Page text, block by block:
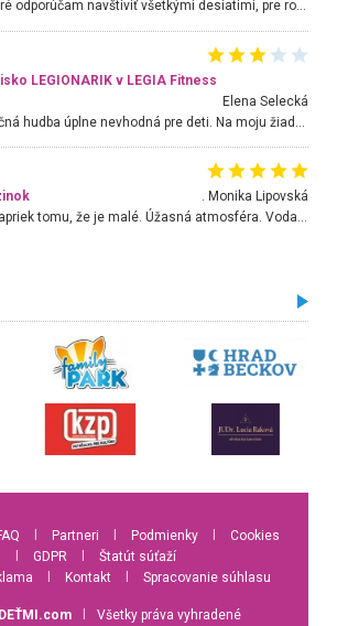
Nádherné miesto ktoré odporúčam navštíviť všetkými desiatimi, pre rodiny s deťmi, dôchodcom... Proste a jednoducho ozaj rozprávkový les.. určite ešte prídeme. Odniesli sme si na pamiatku krásne tričká,
LEGIONARIK v LEGIA Fitness
Elena Selecká
. Monika Lipovská
Úžasné prostredie, napriek tomu, že je malé. Úžasná atmosféra. Voda fantastická a nádherná. Ľudí je pomerne veľa, ale su mili a ohľaduplní. Je veľmi zaujímavé sledovať, ako dokážu spolu športovať cudzí ľudia a bez ohľadu na vek. Vládne tu pohoda. Vnuka neviem dostať z vody. Ďakujem za krásny deň . Urcite sa sem vrátim. Jediný problém je s parkovaním, ale aj ten sa mi podarilo vyriešiť. Monika Bratislava
Partneri Podmienky
Cookies
GDPR
Štatút súťaží
Kontakt Spracovanie súhlasu
Všetky práva vyhradené